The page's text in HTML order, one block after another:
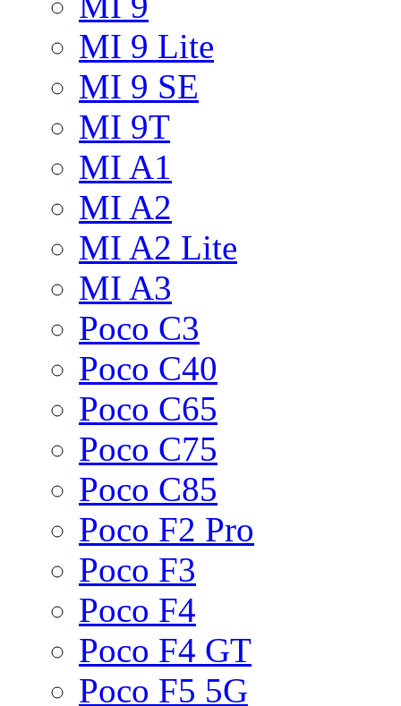
MI 9 Lite
MI 9 SE
MI 9T
MI A1
MI A2
MI A2 Lite
MI A3
Poco C3
Poco C40
Poco C65
Poco C75
Poco C85
Poco F2 Pro
Poco F3
Poco F4
Poco F4 GT
Poco F5 5G